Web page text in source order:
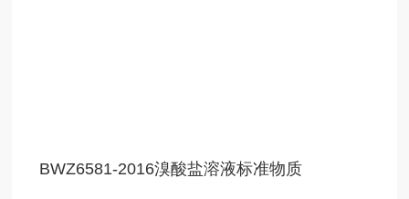
BWZ6581-2016溴酸盐溶液标准物质